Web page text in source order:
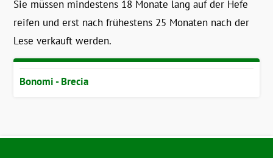
Sie müssen mindestens 18 Monate lang auf der Hefe
reifen und erst nach frühestens 25 Monaten nach der
Lese verkauft werden.
Bonomi - Brecia